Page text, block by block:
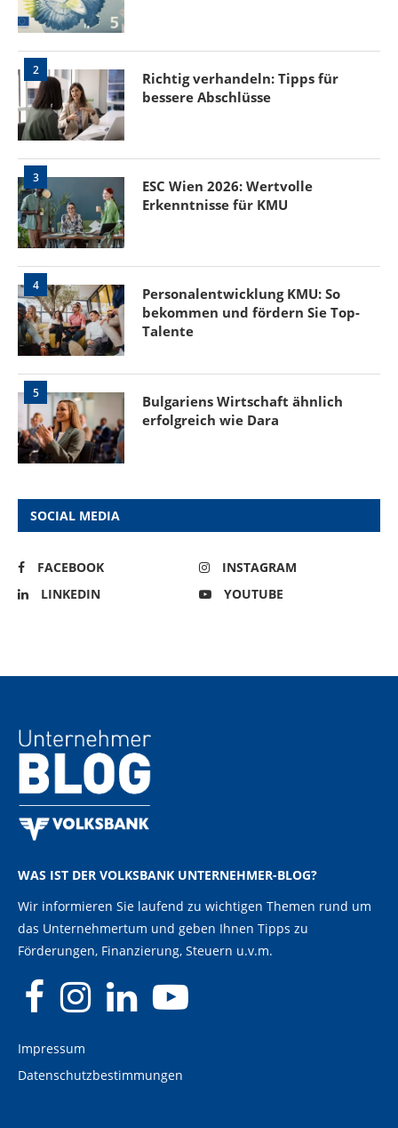
2
Richtig verhandeln: Tipps für
bessere Abschlüsse
3
ESC Wien 2026: Wertvolle
Erkenntnisse für KMU
4
Personalentwicklung KMU: So
bekommen und fördern Sie Top-
Talente
5
Bulgariens Wirtschaft ähnlich
erfolgreich wie Dara
SOCIAL MEDIA
FACEBOOK
INSTAGRAM
LINKEDIN
YOUTUBE
WAS IST DER VOLKSBANK UNTERNEHMER-BLOG?
Wir informieren Sie laufend zu wichtigen Themen rund um
das Unternehmertum und geben Ihnen Tipps zu
Förderungen, Finanzierung, Steuern u.v.m.
Impressum
Datenschutzbestimmungen